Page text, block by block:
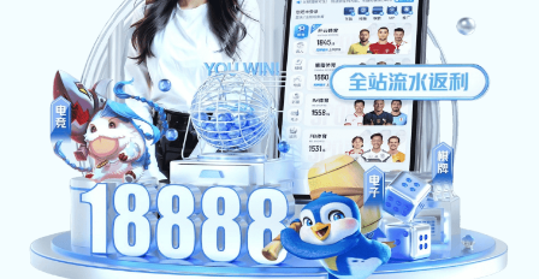
四大基地
FOUREBASES
深圳